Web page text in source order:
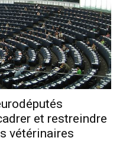
et restreindre
vétérinaires